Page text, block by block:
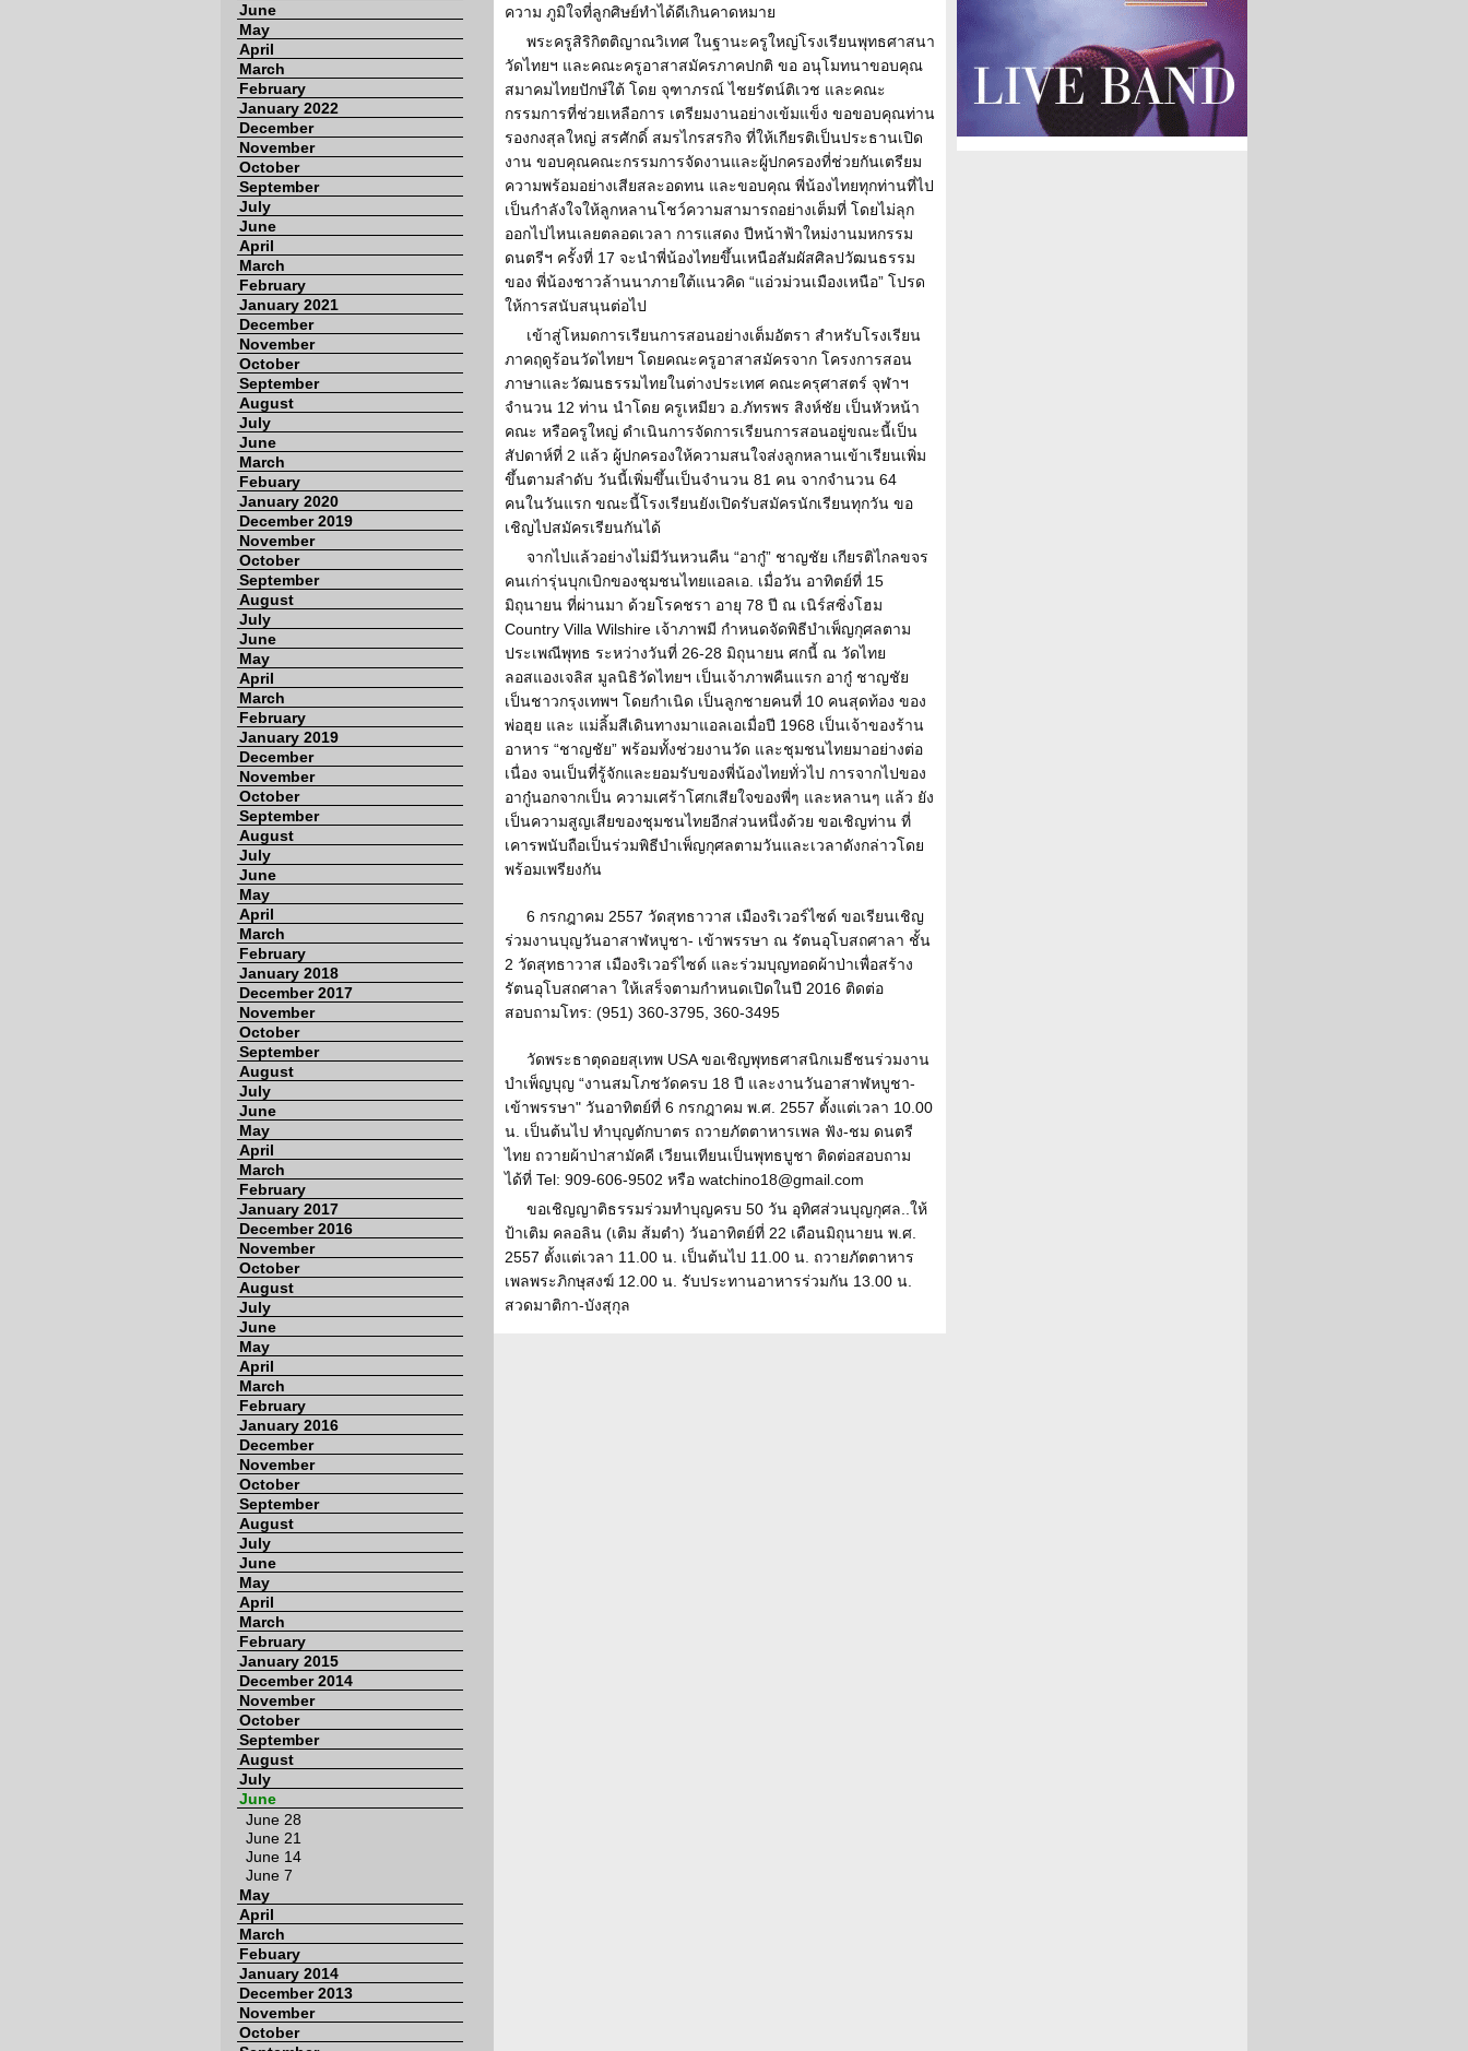
June
May
April
March
February
January 2022
December
November
October
September
July
June
April
March
February
January 2021
December
November
October
September
August
July
June
March
Febuary
January 2020
December 2019
November
October
September
August
July
June
May
April
March
February
January 2019
December
November
October
September
August
July
June
May
April
March
February
January 2018
December 2017
November
October
September
August
July
June
May
April
March
February
January 2017
December 2016
November
October
August
July
June
May
April
March
February
January 2016
December
November
October
September
August
July
June
May
April
March
February
January 2015
December 2014
November
October
September
August
July
June
June 28
June 21
June 14
June 7
May
April
March
Febuary
January 2014
December 2013
November
October
ความ ภูมิใจที่ลูกศิษย์ทำได้ดีเกินคาดหมาย
พระครูสิริกิตติญาณวิเทศ ในฐานะครูใหญ่โรงเรียนพุทธศาสนา
วัดไทยฯ และคณะครูอาสาสมัครภาคปกติ ขอ อนุโมทนาขอบคุณ
สมาคมไทยปักษ์ใต้ โดย จุฑาภรณ์ ไชยรัตน์ติเวช และคณะ
กรรมการที่ช่วยเหลือการ เตรียมงานอย่างเข้มแข็ง ขอขอบคุณท่าน
รองกงสุลใหญ่ สรศักดิ์ สมรไกรสรกิจ ที่ให้เกียรติเป็นประธานเปิด
งาน ขอบคุณคณะกรรมการจัดงานและผู้ปกครองที่ช่วยกันเตรียม
ความพร้อมอย่างเสียสละอดทน และขอบคุณ พี่น้องไทยทุกท่านที่ไป
เป็นกำลังใจให้ลูกหลานโชว์ความสามารถอย่างเต็มที่ โดยไม่ลุก
ออกไปไหนเลยตลอดเวลา การแสดง ปีหน้าฟ้าใหม่งานมหกรรม
ดนตรีฯ ครั้งที่ 17 จะนำพี่น้องไทยขึ้นเหนือสัมผัสศิลปวัฒนธรรม
ของ พี่น้องชาวล้านนาภายใต้แนวคิด “แอ่วม่วนเมืองเหนือ” โปรด
ให้การสนับสนุนต่อไป
เข้าสู่โหมดการเรียนการสอนอย่างเต็มอัตรา สำหรับโรงเรียน
ภาคฤดูร้อนวัดไทยฯ โดยคณะครูอาสาสมัครจาก โครงการสอน
ภาษาและวัฒนธรรมไทยในต่างประเทศ คณะครุศาสตร์ จุฬาฯ
จำนวน 12 ท่าน นำโดย ครูเหมียว อ.ภัทรพร สิงห์ชัย เป็นหัวหน้า
คณะ หรือครูใหญ่ ดำเนินการจัดการเรียนการสอนอยู่ขณะนี้เป็น
สัปดาห์ที่ 2 แล้ว ผู้ปกครองให้ความสนใจส่งลูกหลานเข้าเรียนเพิ่ม
ขึ้นตามลำดับ วันนี้เพิ่มขึ้นเป็นจำนวน 81 คน จากจำนวน 64
คนในวันแรก ขณะนี้โรงเรียนยังเปิดรับสมัครนักเรียนทุกวัน ขอ
เชิญไปสมัครเรียนกันได้
จากไปแล้วอย่างไม่มีวันหวนคืน “อากู๋” ชาญชัย เกียรติไกลขจร
คนเก่ารุ่นบุกเบิกของชุมชนไทยแอลเอ. เมื่อวัน อาทิตย์ที่ 15
มิถุนายน ที่ผ่านมา ด้วยโรคชรา อายุ 78 ปี ณ เนิร์สซิ่งโฮม
Country Villa Wilshire เจ้าภาพมี กำหนดจัดพิธีบำเพ็ญกุศลตาม
ประเพณีพุทธ ระหว่างวันที่ 26-28 มิถุนายน ศกนี้ ณ วัดไทย
ลอสแองเจลิส มูลนิธิวัดไทยฯ เป็นเจ้าภาพคืนแรก อากู๋ ชาญชัย
เป็นชาวกรุงเทพฯ โดยกำเนิด เป็นลูกชายคนที่ 10 คนสุดท้อง ของ
พ่อฮุย และ แม่ลิ้มสีเดินทางมาแอลเอเมื่อปี 1968 เป็นเจ้าของร้าน
อาหาร “ชาญชัย” พร้อมทั้งช่วยงานวัด และชุมชนไทยมาอย่างต่อ
เนื่อง จนเป็นที่รู้จักและยอมรับของพี่น้องไทยทั่วไป การจากไปของ
อากู๋นอกจากเป็น ความเศร้าโศกเสียใจของพี่ๆ และหลานๆ แล้ว ยัง
เป็นความสูญเสียของชุมชนไทยอีกส่วนหนึ่งด้วย ขอเชิญท่าน ที่
เคารพนับถือเป็นร่วมพิธีบำเพ็ญกุศลตามวันและเวลาดังกล่าวโดย
พร้อมเพรียงกัน
6 กรกฎาคม 2557 วัดสุทธาวาส เมืองริเวอร์ไซด์ ขอเรียนเชิญ
ร่วมงานบุญวันอาสาฬหบูชา- เข้าพรรษา ณ รัตนอุโบสถศาลา ชั้น
2 วัดสุทธาวาส เมืองริเวอร์ไซด์ และร่วมบุญทอดผ้าป่าเพื่อสร้าง
รัตนอุโบสถศาลา ให้เสร็จตามกำหนดเปิดในปี 2016 ติดต่อ
สอบถามโทร: (951) 360-3795, 360-3495
วัดพระธาตุดอยสุเทพ USA ขอเชิญพุทธศาสนิกเมธีชนร่วมงาน
บำเพ็ญบุญ “งานสมโภชวัดครบ 18 ปี และงานวันอาสาฬหบูชา-
เข้าพรรษา" วันอาทิตย์ที่ 6 กรกฎาคม พ.ศ. 2557 ตั้งแต่เวลา 10.00
น. เป็นต้นไป ทำบุญตักบาตร ถวายภัตตาหารเพล ฟัง-ชม ดนตรี
ไทย ถวายผ้าป่าสามัคคี เวียนเทียนเป็นพุทธบูชา ติดต่อสอบถาม
ได้ที่ Tel: 909-606-9502 หรือ watchino18@gmail.com
ขอเชิญญาติธรรมร่วมทำบุญครบ 50 วัน อุทิศส่วนบุญกุศล..ให้
ป้าเติม คลอลิน (เติม ส้มตำ) วันอาทิตย์ที่ 22 เดือนมิถุนายน พ.ศ.
2557 ตั้งแต่เวลา 11.00 น. เป็นต้นไป 11.00 น. ถวายภัตตาหาร
เพลพระภิกษุสงฆ์ 12.00 น. รับประทานอาหารร่วมกัน 13.00 น.
สวดมาติกา-บังสุกุล